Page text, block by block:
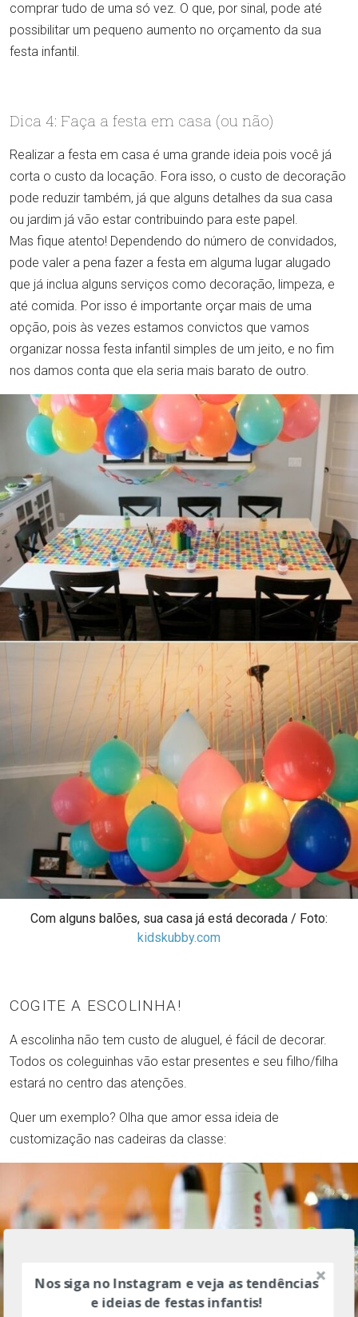
comprar tudo de uma só vez. O que, por sinal, pode até
possibilitar um pequeno aumento no orçamento da sua
festa infantil.
Dica 4: Faça a festa em casa (ou não)
Realizar a festa em casa é uma grande ideia pois você já
corta o custo da locação. Fora isso, o custo de decoração
pode reduzir também, já que alguns detalhes da sua casa
ou jardim já vão estar contribuindo para este papel.
Mas fique atento! Dependendo do número de convidados,
pode valer a pena fazer a festa em alguma lugar alugado
que já inclua alguns serviços como decoração, limpeza, e
até comida. Por isso é importante orçar mais de uma
opção, pois às vezes estamos convictos que vamos
organizar nossa festa infantil simples de um jeito, e no fim
nos damos conta que ela seria mais barato de outro.
Com alguns balões, sua casa já está decorada / Foto:
kidskubby.com
COGITE A ESCOLINHA!
A escolinha não tem custo de aluguel, é fácil de decorar.
Todos os coleguinhas vão estar presentes e seu filho/filha
estará no centro das atenções.
Quer um exemplo? Olha que amor essa ideia de
customização nas cadeiras da classe:
Nos siga no Instagram e veja as tendências
e ideias de festas infantis!